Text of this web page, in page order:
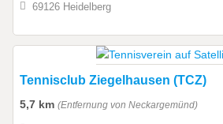
69126 Heidelberg
Tennisclub Ziegelhausen (TCZ)
5,7 km (Entfernung von Neckargemünd)